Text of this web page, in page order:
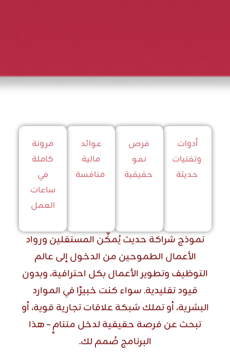
أدوات
وتقنيات
حديثة
فرص
نمو
حقيقية
عوائد
مالية
منافسة
مرونة
كاملة
في
ساعات
العمل
نموذج شراكة حديث يُمكِّن المستقلين ورواد
الأعمال الطموحين من الدخول إلى عالم
التوظيف وتطوير الأعمال بكل احترافية، وبدون
قيود تقليدية. سواء كنت خبيرًا في الموارد
البشرية، أو تملك شبكة علاقات تجارية قوية، أو
تبحث عن فرصة حقيقية لدخل متنامٍ – هذا
البرنامج صُمم لك.